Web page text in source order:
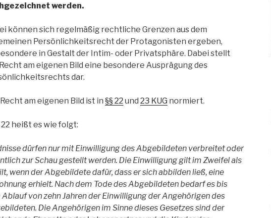
werden.
können sich regelmäßig rechtliche Grenzen aus dem
Persönlichkeitsrecht der Protagonisten ergeben,
in Gestalt der Intim- oder Privatsphäre. Dabei stellt
am eigenen Bild eine besondere Ausprägung des
dar.
Recht am eigenen Bild ist in §§ 22 und 23 KUG normiert.
22 heißt es wie folgt:
dürfen nur mit Einwilligung des Abgebildeten verbreitet oder
zur Schau gestellt werden. Die Einwilligung gilt im Zweifel als
wenn der Abgebildete dafür, dass er sich abbilden ließ, eine
erhielt. Nach dem Tode des Abgebildeten bedarf es bis
Ablauf von zehn Jahren der Einwilligung der Angehörigen des
Die Angehörigen im Sinne dieses Gesetzes sind der